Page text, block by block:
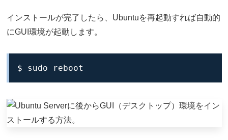
インストールが完了したら、Ubuntuを再起動すれば自動的
にGUI環境が起動します。
$ sudo reboot